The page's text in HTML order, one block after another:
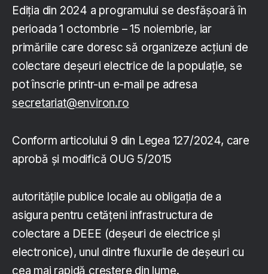
Ediția din 2024 a programului se desfășoară în
perioada 1 octombrie – 15 noiembrie, iar
primăriile care doresc să organizeze acțiuni de
colectare deșeuri electrice de la populație, se
pot înscrie printr-un e-mail pe adresa
secretariat@environ.ro
Conform articolului 9 din Legea 127/2024, care
aprobă și modifică OUG 5/2015
autoritățile publice locale au obligația de a
asigura pentru cetățeni infrastructura de
colectare a DEEE (deșeuri de electrice și
electronice), unul dintre fluxurile de deșeuri cu
cea mai rapidă creștere din lume.